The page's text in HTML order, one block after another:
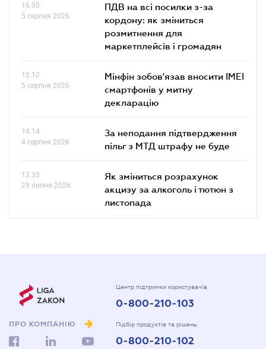
16.05
5 серпня 2026
ПДВ на всі посилки з-за
кордону: як зміниться
розмитнення для
маркетплейсів і громадян
12.12
5 серпня 2026
Мінфін зобов'язав вносити IMEI
смартфонів у митну
декларацію
14.14
4 серпня 2026
За неподання підтвердження
пільг з МТД штрафу не буде
12.35
29 липня 2026
Як зміниться розрахунок
акцизу за алкоголь і тютюн з
листопада
ПРО КОМПАНІЮ
Центр підтримки користувачів
0-800-210-103
Підбір продуктів та рішень
0-800-210-102